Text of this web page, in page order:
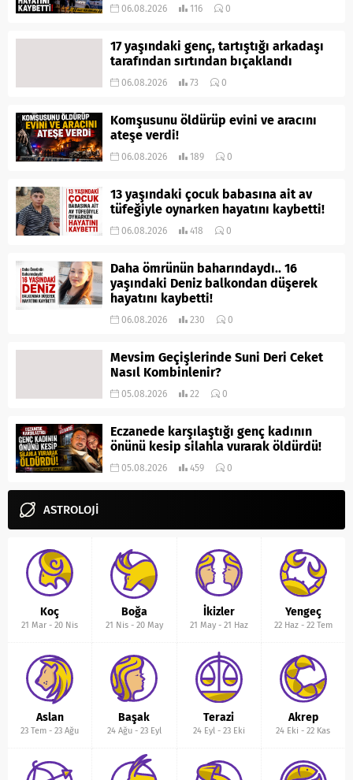
06.08.2026 116 0
17 yaşındaki genç, tartıştığı arkadaşı
tarafından sırtından bıçaklandı
06.08.2026 73 0
Komşusunu öldürüp evini ve aracını
ateşe verdi!
06.08.2026 189 0
13 yaşındaki çocuk babasına ait av
tüfeğiyle oynarken hayatını kaybetti!
06.08.2026 418 0
Daha ömrünün baharındaydı.. 16
yaşındaki Deniz balkondan düşerek
hayatını kaybetti!
06.08.2026 230 0
Mevsim Geçişlerinde Suni Deri Ceket
Nasıl Kombinlenir?
05.08.2026 22 0
Eczanede karşılaştığı genç kadının
önünü kesip silahla vurarak öldürdü!
05.08.2026 459 0
ASTROLOJİ
Koç
21 Mar -20 Nis
Boğa
21 Nis- 20 May
İkizler
21 May- 21 Haz
Yengeç
22 Haz- 22 Tem
Aslan
23 Tem -23 Ağu
Başak
24 Ağu- 23 Eyl
Terazi
24 Eyl- 23 Eki
Akrep
24 Eki -22 Kas